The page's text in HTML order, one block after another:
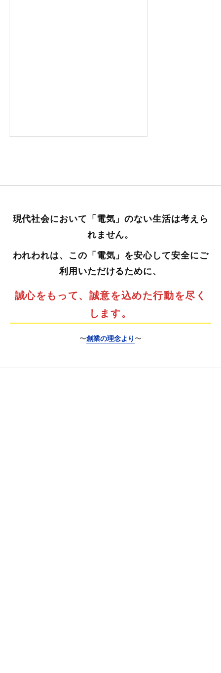
現代社会において「電気」のない生活は考えら
れません。
われわれは、この「電気」を安心して安全にご
利用いただけるために、
誠心をもって、誠意を込めた行動を尽く
します。
〜創業の理念より 〜